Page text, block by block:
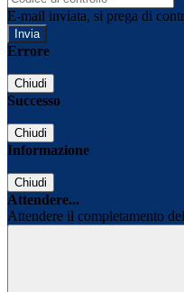
E-mail inviata, si prega di
Errore
Chiudi
Successo
Chiudi
Informazione
Chiudi
Attendere...
Attendere il completamento